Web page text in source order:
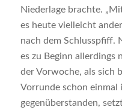
Niederlage brachte.
es heute vielleicht
nach dem Schlusspfiff.
es zu Beginn allerdings
der Vorwoche, als sich
Vorrunde schon einmal
gegenüberstanden,